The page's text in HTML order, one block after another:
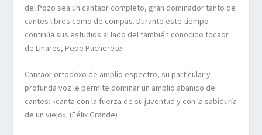
del Pozo sea un cantaor completo, gran dominador tanto de
cantes libres como de compás. Durante este tiempo
continúa sus estudios al lado del también conocido tocaor
de Linares, Pepe Pucherete.
Cantaor ortodoxo de amplio espectro, su particular y
profunda voz le permite dominar un amplio abanico de
cantes: «canta con la fuerza de su juventud y con la sabiduría
de un viejo». (Félix Grande)